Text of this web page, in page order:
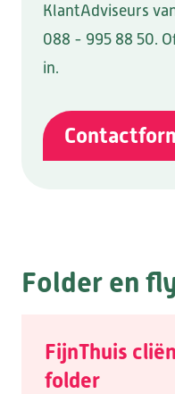
KlantAdviseurs
088 - 995 88 50.
in.
Folder en
FijnThuis
folder